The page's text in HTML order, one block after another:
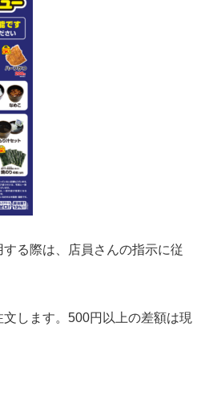
る際は、店員さんの指示に従
します。500円以上の差額は現